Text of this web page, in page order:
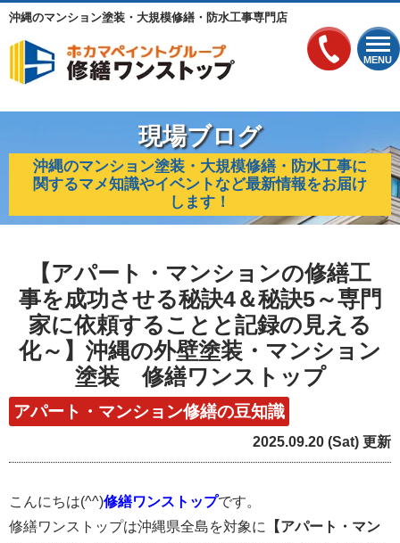
MENU
沖縄のマンション塗装・大規模修繕・防水工事専門店
現場ブログ
沖縄のマンション塗装・大規模修繕・防水工事に
関するマメ知識やイベントなど最新情報をお届け
します！
【アパート・マンションの修繕工
事を成功させる秘訣4＆秘訣5～専門
家に依頼することと記録の見える
化～】沖縄の外壁塗装・マンション
塗装 修繕ワンストップ
アパート・マンション修繕の豆知識
2025.09.20 (Sat) 更新
こんにちは(^^)修繕ワンストップです。
修繕ワンストップは沖縄県全島を対象に 【アパート・マン